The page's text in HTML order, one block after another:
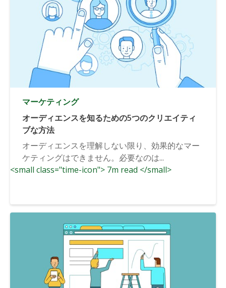
マーケティング
オーディエンスを知るための5つのクリエイティ
ブな方法
オーディエンスを理解しない限り、効果的なマー
ケティングはできません。必要なのは...
<small class="time-icon"> 7m read </small>